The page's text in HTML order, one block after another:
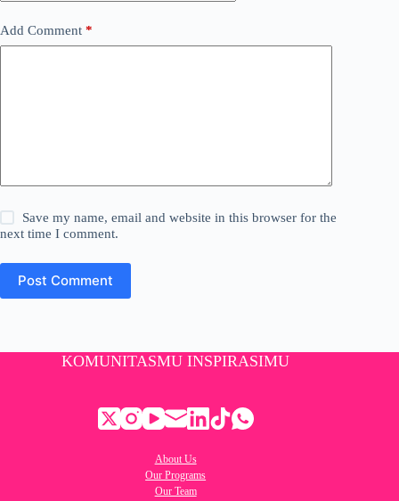
Add Comment *
Save my name, email and website in this browser for the
next time I comment.
Post Comment
KOMUNITASMU INSPIRASIMU
About Us
Our Programs
Our Team